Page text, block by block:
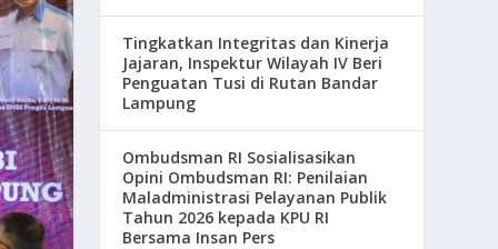
Tingkatkan Integritas dan Kinerja
Jajaran, Inspektur Wilayah IV Beri
Penguatan Tusi di Rutan Bandar
Lampung
Ombudsman RI Sosialisasikan
Opini Ombudsman RI: Penilaian
Maladministrasi Pelayanan Publik
Tahun 2026 kepada KPU RI
Bersama Insan Pers